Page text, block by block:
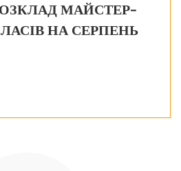
МАЙСТЕР-
НА СЕРПЕНЬ